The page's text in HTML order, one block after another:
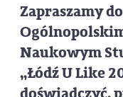
Zapraszamy
Naukowym
„Łódź U Like